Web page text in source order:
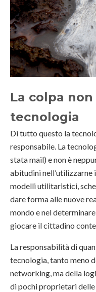
La colpa
tecnologia
Di tutto questo la
responsabile. La
stata mail) e non è
abitudini
modelli utilitaristici,
dare forma alle nuove
mondo e nel
giocare il cittadino
La responsabilità di
tecnologia, tanto meno
networking, ma della
di pochi proprietari